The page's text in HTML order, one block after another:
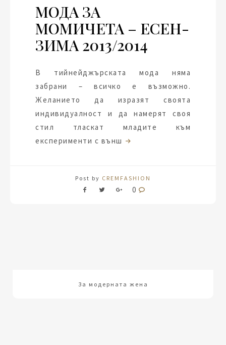
МОДА ЗА
МОМИЧЕТА – ЕСЕН-
ЗИМА 2013/2014
В тийнейджърската мода няма
забрани – всичко е възможно.
Желанието да изразят своята
индивидуалност и да намерят своя
стил тласкат младите към
експерименти с външ
Post by CREMFASHION
0
За модерната жена